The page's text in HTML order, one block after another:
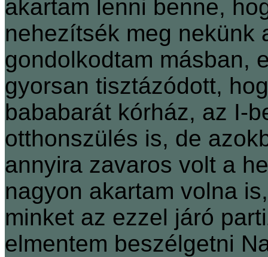
akartam lenni benne,
nehezítsék meg nekünk
gondolkodtam másban,
gyorsan tisztázódott,
bababarát kórház, az I-
otthonszülés is, de
annyira zavaros volt a
nagyon akartam volna
minket az ezzel járó
elmentem beszélgetni